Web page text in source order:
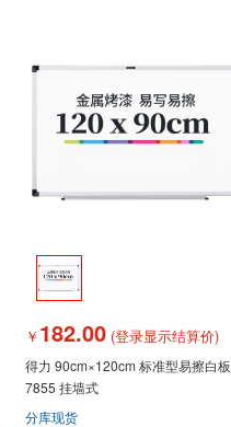
￥ 182.00 (登录显示结算价)
得力 90cm×120cm 标准型易擦白板
7855 挂墙式
分库现货